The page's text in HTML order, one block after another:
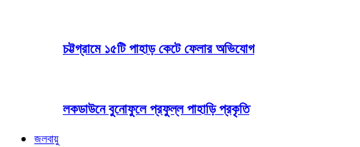
চট্টগ্রামে ১৫টি পাহাড় কেটে ফেলার অভিযোগ
লকডাউনে বুনোফুলে প্রফুল্ল পাহাড়ি প্রকৃতি
জলবায়ু